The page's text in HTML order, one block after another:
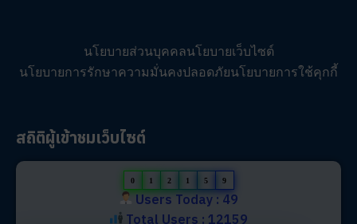
นโยบายส่วนบุคคลนโยบายเว็บไซต์
นโยบายการรักษาความมั่นคงปลอดภัยนโยบายการใช้คุกกี้
สถิติผู้เข้าชมเว็บไซต์
0 1 2 1 5 9
Users Today : 49
Total Users : 12159